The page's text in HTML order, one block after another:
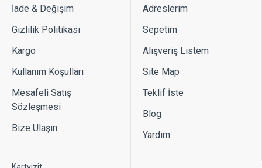
İade & Değişim
Gizlilik Politikası
Kargo
Kullanım Koşulları
Mesafeli Satış
Sözleşmesi
Bize Ulaşın
Adreslerim
Sepetim
Alışveriş Listem
Site Map
Teklif İste
Blog
Yardım